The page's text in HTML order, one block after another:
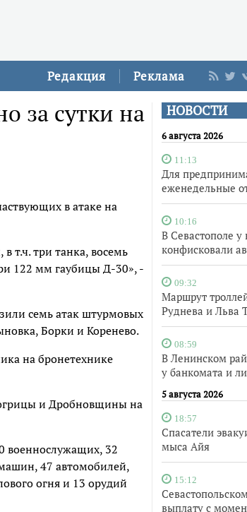
Редакция Реклама
НОВОСТИ
6 августа 2026
11:13
Для
еженедельные
10:16
В Севастополе у
конфисковали
09:32
Маршрут
Руднева и Льва
08:59
В Ленинском
у банкомата и
5 августа 2026
18:57
Спасатели
мыса Айя
15:12
выплату с
за сутки на
в атаке на
т.ч. три танка, восемь
122 мм гаубицы Д-30», -
семь атак штурмовых
Борки и Коренево.
на бронетехнике
и Дробновщины на
военнослужащих, 32
47 автомобилей,
огня и 13 орудий